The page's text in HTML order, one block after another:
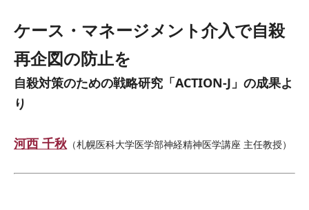
ケース・マネージメント介入で自殺
再企図の防止を
自殺対策のための戦略研究「ACTION-J」の成果よ
り
河西 千秋 （札幌医科大学医学部神経精神医学講座 主任教授）